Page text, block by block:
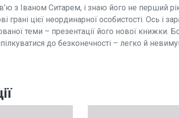
з Іваном Ситарем, і знаю його не перший
грані цієї неординарної особистості. Ось і
теми – презентації його нової книжки.
до безконечності – легко й